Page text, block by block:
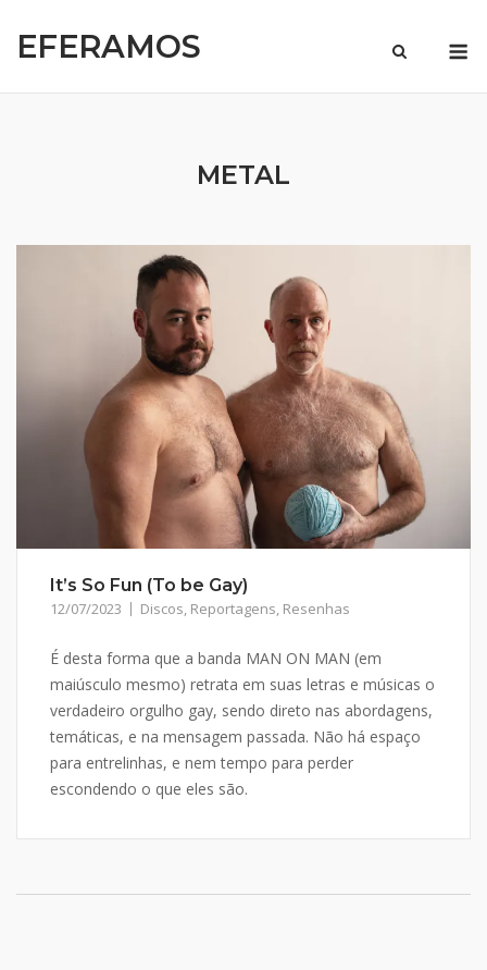
EFERAMOS
METAL
It’s So Fun (To be Gay)
12/07/2023 Discos, Reportagens, Resenhas
É desta forma que a banda MAN ON MAN (em
maiúsculo mesmo) retrata em suas letras e músicas o
verdadeiro orgulho gay, sendo direto nas abordagens,
temáticas, e na mensagem passada. Não há espaço
para entrelinhas, e nem tempo para perder
escondendo o que eles são.